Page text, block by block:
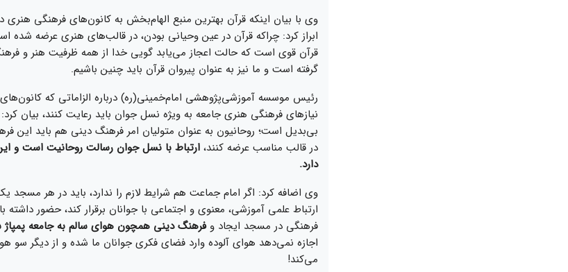
وی با بیان اینکه قرآن بهترین منبع الهام‌بخش به کانون‌های فرهنگی هنری
ابراز کرد: چراکه قرآن در عین وحیانی بودن، در قالب‌های هنری عرضه
قرآن قوی است که حالت اعجاز می‌یابد گویی خدا از همه ظرفیت هنر و
گرفته است و ما نیز به عنوان پیروان قرآن باید چنین باشیم.
رئیس موسسه آموزشی‌پژوهشی امام‌خمینی(ره) درباره الزاماتی که
نیازهای فرهنگی هنری جامعه به ویژه نسل جوان باید رعایت کنند، بیان
بی‌بدیل است؛ روحانیون به عنوان متولیان امر فرهنگ دینی هم باید این
در قالب مناسب عرضه کنند،ارتباط با نسل جوان رسالت روحانیت است و این
دارد.
وی اضافه کرد: اگر امام جماعت هم شرایط لازم را ندارد، باید در هر مسجد
ارتباط علمی آموزشی، معنوی و اجتماعی با جوانان برقرار کند، حضور داشته
فرهنگی در مسجد ایجاد وفرهنگ دینی همچون هوای سالم به جامعه پمپاژ
اجازه نمی‌دهد هوای آلوده وارد فضای فکری جوانان ما شده و از دیگر سو
‌می‌کند!